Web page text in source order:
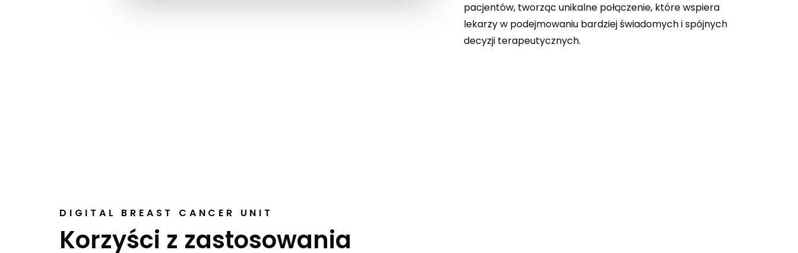
pacjentów, tworząc unikalne połączenie, które wspiera
lekarzy w podejmowaniu bardziej świadomych i spójnych
decyzji terapeutycznych.
DIGITAL BREAST CANCER UNIT
Korzyści z zastosowania